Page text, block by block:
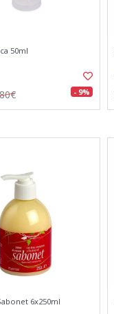
50ml
- 9%
6x250ml